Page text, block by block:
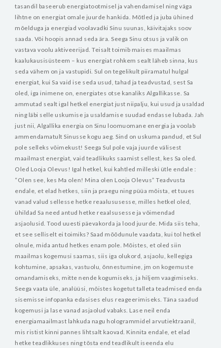
tasandil baseerub energiatootmisel ja vahendamisel ning väga
lihtne on energiat omale juurde hankida. Mõtled ja juba ühined
mõelduga ja energiad voolavadki Sinu suunas, käivitajaks soov
saada. Või hoopis annad seda ära. Seega Sinu otsus ja valik on
vastava voolu aktiveerijad. Teisalt toimib maises maailmas
kaalukausisüsteem – kus energiat rohkem sealt läheb sinna, kus
seda vähem on ja vastupidi. Sul on tegelikult piiramatul hulgal
energiat, kui Sa vaid ise seda usud, tahad ja teadvustad, sest Sa
oled, iga inimene on, energiates otse kanaliks Algallikasse. Sa
ammutad sealt igal hetkel energiat just niipalju, kui usud ja usaldad
ning läbi selle uskumise ja usaldamise suudad endasse lubada. Jah
just nii, Algallika energia on Sinu loomuomane energia ja voolab
ammendamatult Sinusse kogu aeg. Sind on uskuma pandud, et Sul
pole selleks võimekust! Seega Sul pole vaja juurde välisest
maailmast energiat, vaid teadlikuks saamist sellest, kes Sa oled.
Oled Looja Olevus! Igal hetkel, kui kahtled milleski ütle endale :
“Olen see, kes Ma olen! Mina olen Looja Olevus” Teadvusta
endale, et elad hetkes, siin ja praegu ning püüa mõista, et tuues
vanad valud sellesse hetke reaalususesse, milles hetkel oled,
ühildad Sa need antud hetke reaalsusesse ja võimendad
asjaolusid. Tood uuesti päevakorda ja lood juurde. Mida siis teha,
et see selliselt ei toimiks? Saad mõõdunule vaadata, kui tol hetkel
olnule, mida antud hetkes enam pole. Mõistes, et oled siin
maailmas kogemusi saamas, siis iga olukord, asjaolu, kellegiga
kohtumine, apsakas, vastuolu, õnnestumine, jm on kogemuste
omandamiseks, mitte nende kogumiseks, ja hiljem vaagimiseks.
Seega vaata üle, analüüsi, mõistes kogetut talleta teadmised enda
sisemisse infopanka edasises elus reageerimiseks. Täna saadud
kogemusi ja lase vanad asjaolud vabaks. Lase neil enda
energiamaailmast lahkuda nagu hologrammidel arvutiektraanil,
mis ristist kinni pannes lihtsalt kaovad. Kinnita endale, et elad
hetke teadlikkuses ning tõsta end teadlikult iseenda elu